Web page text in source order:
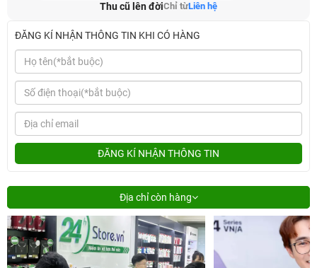
Thu cũ lên đờiChỉ từLiên hệ
ĐĂNG KÍ NHẬN THÔNG TIN KHI CÓ HÀNG
ĐĂNG KÍ NHẬN THÔNG TIN
Địa chỉ còn hàng